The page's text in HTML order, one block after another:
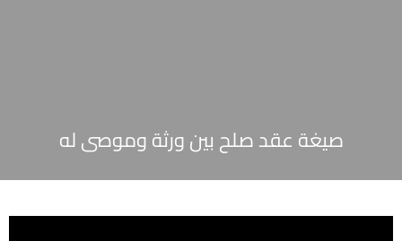
صيغة عقد صلح بين ورثة وموصى له